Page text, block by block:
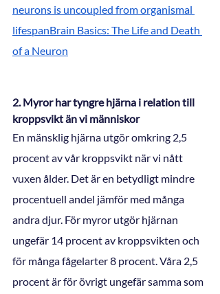
neurons is uncoupled from organismal
lifespanBrain Basics: The Life and Death
of a Neuron
2. Myror har tyngre hjärna i relation till
kroppsvikt än vi människor
En mänsklig hjärna utgör omkring 2,5
procent av vår kroppsvikt när vi nått
vuxen ålder. Det är en betydligt mindre
procentuell andel jämför med många
andra djur. För myror utgör hjärnan
ungefär 14 procent av kroppsvikten och
för många fågelarter 8 procent. Våra 2,5
procent är för övrigt ungefär samma som